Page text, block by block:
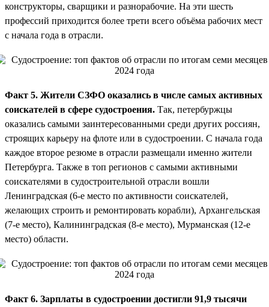
конструкторы, сварщики и разнорабочие. На эти шесть
профессий приходится более трети всего объёма рабочих мест
с начала года в отрасли.
Факт 5. Жители СЗФО оказались в числе самых активных
соискателей в сфере судостроения. Так, петербуржцы
оказались самыми заинтересованными среди других россиян,
строящих карьеру на флоте или в судостроении. С начала года
каждое второе резюме в отрасли размещали именно жители
Петербурга. Также в топ регионов с самыми активными
соискателями в судостроительной отрасли вошли
Ленинградская (6-е место по активности соискателей,
желающих строить и ремонтировать корабли), Архангельская
(7-е место), Калининградская (8-е место), Мурманская (12-е
место) области.
Факт 6. Зарплаты в судостроении достигли 91,9 тысячи